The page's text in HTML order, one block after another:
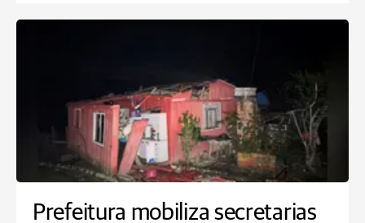
Prefeitura mobiliza secretarias